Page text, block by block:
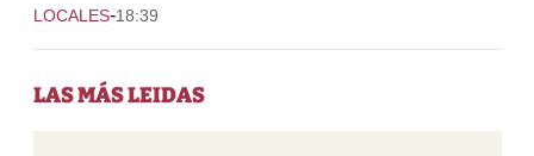
LOCALES-18:39
LAS MÁS LEIDAS